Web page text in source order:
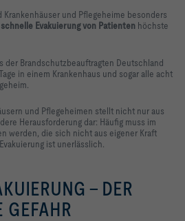
Krankenhäuser und Pflegeheime besonders
schnelle Evakuierung von Patienten höchste
der Brandschutzbeauftragten Deutschland
in einem Krankenhaus und sogar alle acht
und Pflegeheimen stellt nicht nur aus
Herausforderung dar: Häufig muss im
werden, die sich nicht aus eigener Kraft
ist unerlässlich.
- DER
GEFAHR